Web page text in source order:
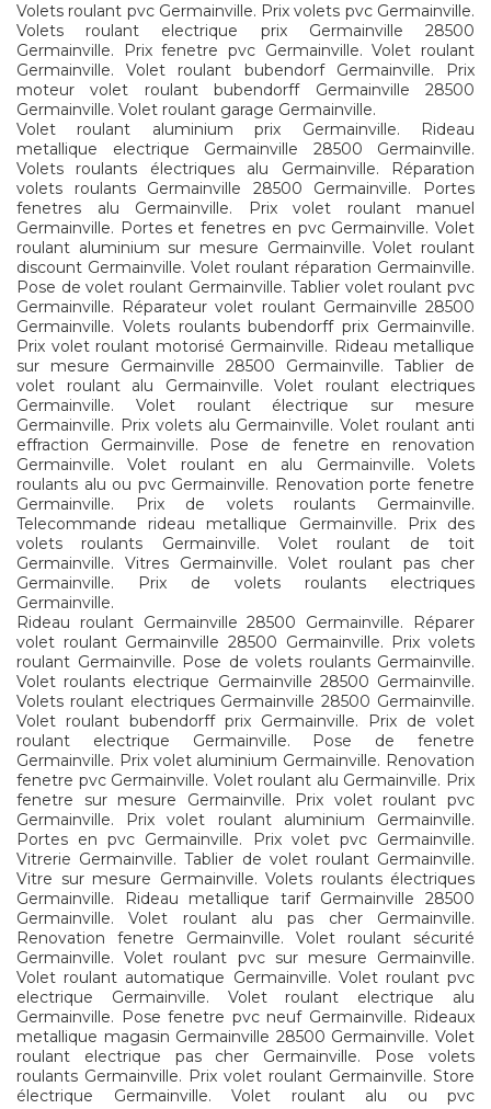
Volets roulant pvc Germainville. Prix volets pvc Germainville.
Volets roulant electrique prix Germainville 28500
Germainville. Prix fenetre pvc Germainville. Volet roulant
Germainville. Volet roulant bubendorf Germainville. Prix
moteur volet roulant bubendorff Germainville 28500
Germainville. Volet roulant garage Germainville.
Volet roulant aluminium prix Germainville. Rideau
metallique electrique Germainville 28500 Germainville.
Volets roulants électriques alu Germainville. Réparation
volets roulants Germainville 28500 Germainville. Portes
fenetres alu Germainville. Prix volet roulant manuel
Germainville. Portes et fenetres en pvc Germainville. Volet
roulant aluminium sur mesure Germainville. Volet roulant
discount Germainville. Volet roulant réparation Germainville.
Pose de volet roulant Germainville. Tablier volet roulant pvc
Germainville. Réparateur volet roulant Germainville 28500
Germainville. Volets roulants bubendorff prix Germainville.
Prix volet roulant motorisé Germainville. Rideau metallique
sur mesure Germainville 28500 Germainville. Tablier de
volet roulant alu Germainville. Volet roulant electriques
Germainville. Volet roulant électrique sur mesure
Germainville. Prix volets alu Germainville. Volet roulant anti
effraction Germainville. Pose de fenetre en renovation
Germainville. Volet roulant en alu Germainville. Volets
roulants alu ou pvc Germainville. Renovation porte fenetre
Germainville. Prix de volets roulants Germainville.
Telecommande rideau metallique Germainville. Prix des
volets roulants Germainville. Volet roulant de toit
Germainville. Vitres Germainville. Volet roulant pas cher
Germainville. Prix de volets roulants electriques
Germainville.
Rideau roulant Germainville 28500 Germainville. Réparer
volet roulant Germainville 28500 Germainville. Prix volets
roulant Germainville. Pose de volets roulants Germainville.
Volet roulants electrique Germainville 28500 Germainville.
Volets roulant electriques Germainville 28500 Germainville.
Volet roulant bubendorff prix Germainville. Prix de volet
roulant electrique Germainville. Pose de fenetre
Germainville. Prix volet aluminium Germainville. Renovation
fenetre pvc Germainville. Volet roulant alu Germainville. Prix
fenetre sur mesure Germainville. Prix volet roulant pvc
Germainville. Prix volet roulant aluminium Germainville.
Portes en pvc Germainville. Prix volet pvc Germainville.
Vitrerie Germainville. Tablier de volet roulant Germainville.
Vitre sur mesure Germainville. Volets roulants électriques
Germainville. Rideau metallique tarif Germainville 28500
Germainville. Volet roulant alu pas cher Germainville.
Renovation fenetre Germainville. Volet roulant sécurité
Germainville. Volet roulant pvc sur mesure Germainville.
Volet roulant automatique Germainville. Volet roulant pvc
electrique Germainville. Volet roulant electrique alu
Germainville. Pose fenetre pvc neuf Germainville. Rideaux
metallique magasin Germainville 28500 Germainville. Volet
roulant electrique pas cher Germainville. Pose volets
roulants Germainville. Prix volet roulant Germainville. Store
électrique Germainville. Volet roulant alu ou pvc